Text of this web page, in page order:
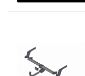
Базовая единица
шт